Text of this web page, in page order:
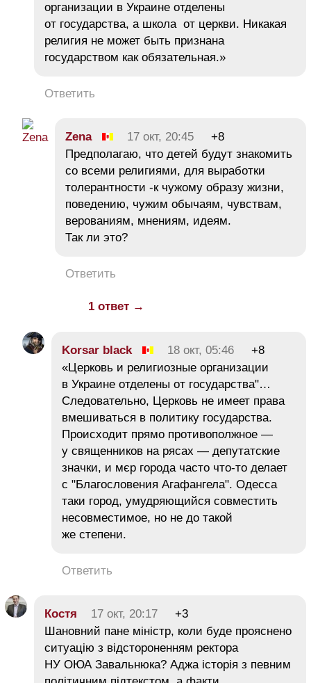
организации в Украине отделены
от государства, а школа от церкви. Никакая
религия не может быть признана
государством как обязательная.»
Ответить
Zena 17 окт, 20:45
+8
Предполагаю, что детей будут знакомить
со всеми религиями, для выработки
толерантности -к чужому образу жизни,
поведению, чужим обычаям, чувствам,
верованиям, мнениям, идеям.
Так ли это?
Ответить
1 ответ →
Korsar black 18 окт, 05:46
+8
«Церковь и религиозные организации
в Украине отделены от государства"…
Следовательно, Церковь не имеет права
вмешиваться в политику государства.
Происходит прямо противополжное —
у священников на рясах — депутатские
значки, и мєр города часто что-то делает
с "Благословения Агафангела". Одесса
таки город, умудряющийся совместить
несовместимое, но не до такой
же степени.
Ответить
Костя 17 окт, 20:17
+3
Шановний пане міністр, коли буде прояснено
ситуацію з відстороненням ректора
НУ ОЮА Завальнюка? Аджа історія з певним